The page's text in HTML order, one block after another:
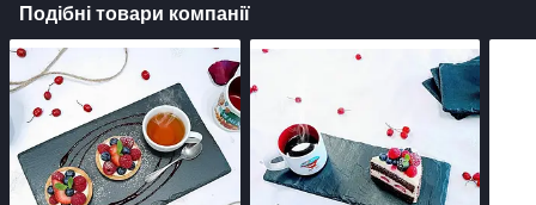
Подібні товари компанії